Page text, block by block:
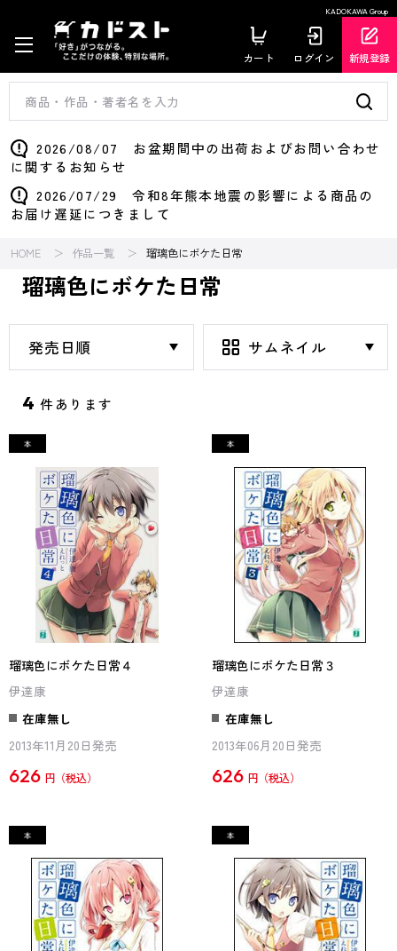
KADOKAWA Group
カート ログイン 新規登録
2026/08/07 お盆期間中の出荷およびお問い合わせ
に関するお知らせ
2026/07/29 令和8年熊本地震の影響による商品の
お届け遅延につきまして
HOME 作品一覧 瑠璃色にボケた日常
瑠璃色にボケた日常
4 件あります
瑠璃色にボケた日常４
伊達康
在庫無し
2013年11月20日発売
626 円
瑠璃色にボケた日常３
伊達康
在庫無し
2013年06月20日発売
626 円